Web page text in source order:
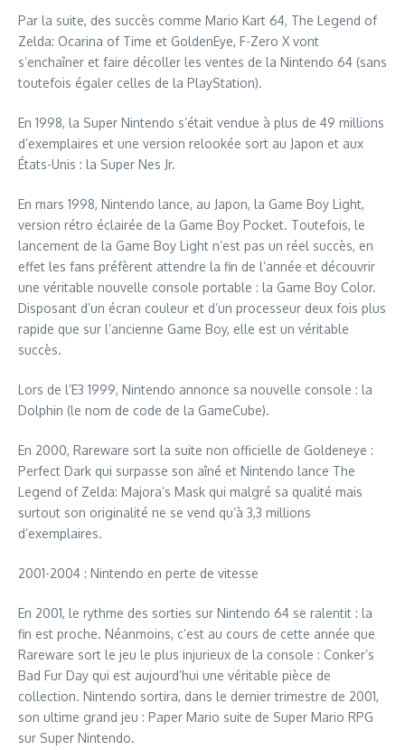
Par la suite, des succès comme Mario Kart 64, The Legend of
Zelda: Ocarina of Time et GoldenEye, F-Zero X vont
s’enchaîner et faire décoller les ventes de la Nintendo 64 (sans
toutefois égaler celles de la PlayStation).
En 1998, la Super Nintendo s’était vendue à plus de 49 millions
d’exemplaires et une version relookée sort au Japon et aux
États-Unis : la Super Nes Jr.
En mars 1998, Nintendo lance, au Japon, la Game Boy Light,
version rétro éclairée de la Game Boy Pocket. Toutefois, le
lancement de la Game Boy Light n’est pas un réel succès, en
effet les fans préfèrent attendre la fin de l’année et découvrir
une véritable nouvelle console portable : la Game Boy Color.
Disposant d’un écran couleur et d’un processeur deux fois plus
rapide que sur l’ancienne Game Boy, elle est un véritable
succès.
Lors de l’E3 1999, Nintendo annonce sa nouvelle console : la
Dolphin (le nom de code de la GameCube).
En 2000, Rareware sort la suite non officielle de Goldeneye :
Perfect Dark qui surpasse son aîné et Nintendo lance The
Legend of Zelda: Majora’s Mask qui malgré sa qualité mais
surtout son originalité ne se vend qu’à 3,3 millions
d’exemplaires.
2001-2004 : Nintendo en perte de vitesse
En 2001, le rythme des sorties sur Nintendo 64 se ralentit : la
fin est proche. Néanmoins, c’est au cours de cette année que
Rareware sort le jeu le plus injurieux de la console : Conker’s
Bad Fur Day qui est aujourd’hui une véritable pièce de
collection. Nintendo sortira, dans le dernier trimestre de 2001,
son ultime grand jeu : Paper Mario suite de Super Mario RPG
sur Super Nintendo.